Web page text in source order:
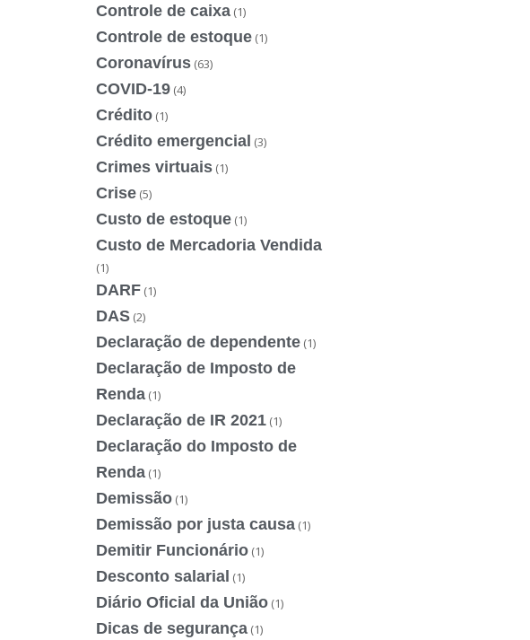
Controle de caixa (1)
Controle de estoque (1)
Coronavírus (63)
COVID-19 (4)
Crédito (1)
Crédito emergencial (3)
Crimes virtuais (1)
Crise (5)
Custo de estoque (1)
Custo de Mercadoria Vendida
(1)
DARF (1)
DAS (2)
Declaração de dependente (1)
Declaração de Imposto de
Renda (1)
Declaração de IR 2021 (1)
Declaração do Imposto de
Renda (1)
Demissão (1)
Demissão por justa causa (1)
Demitir Funcionário (1)
Desconto salarial (1)
Diário Oficial da União (1)
Dicas de segurança (1)